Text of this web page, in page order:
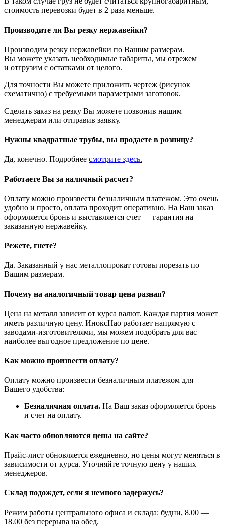
стоимость перевозки будет в 2 раза меньше.
Производите ли Вы резку нержавейки?
Производим резку нержавейки по Вашим размерам.
Вы можете указать необходимые габариты, мы отрежем
и отгрузим с остатками от целого.
Для точности Вы можете приложить чертеж (рисунок
схематично) с требуемыми параметрами заготовок.
Сделать заказ на резку Вы можете позвонив нашим
менеджерам или отправив заявку.
Нужны квадратные трубы, вы продаете в розницу?
Да, конечно. Подробнее смотрите здесь.
Работаете Вы за наличный расчет?
Оплату можно произвести безналичным платежом. Это очень
удобно и просто, оплата проходит оперативно. На Ваш заказ
оформляется бронь и выставляется счет — гарантия на
заказанную нержавейку.
Режете, гнете?
Да. Заказанный у нас металлопрокат готовы порезать по
Вашим размерам.
Почему на аналогичный товар цена разная?
Цена на металл зависит от курса валют. Каждая партия может
иметь различную цену. ИноксНао работает напрямую с
заводами-изготовителями, мы можем подобрать для вас
наиболее выгодное предложение по цене.
Как можно произвести оплату?
Оплату можно произвести безналичным платежом для
Вашего удобства:
Безналичная оплата. На Ваш заказ оформляется бронь
и счет на оплату.
Как часто обновляются цены на сайте?
Прайс-лист обновляется ежедневно, но цены могут меняться в
зависимости от курса. Уточняйте точную цену у наших
менеджеров.
Склад подождет, если я немного задержусь?
Режим работы центрального офиса и склада: будни, 8.00 —
18.00 без перерыва на обед.